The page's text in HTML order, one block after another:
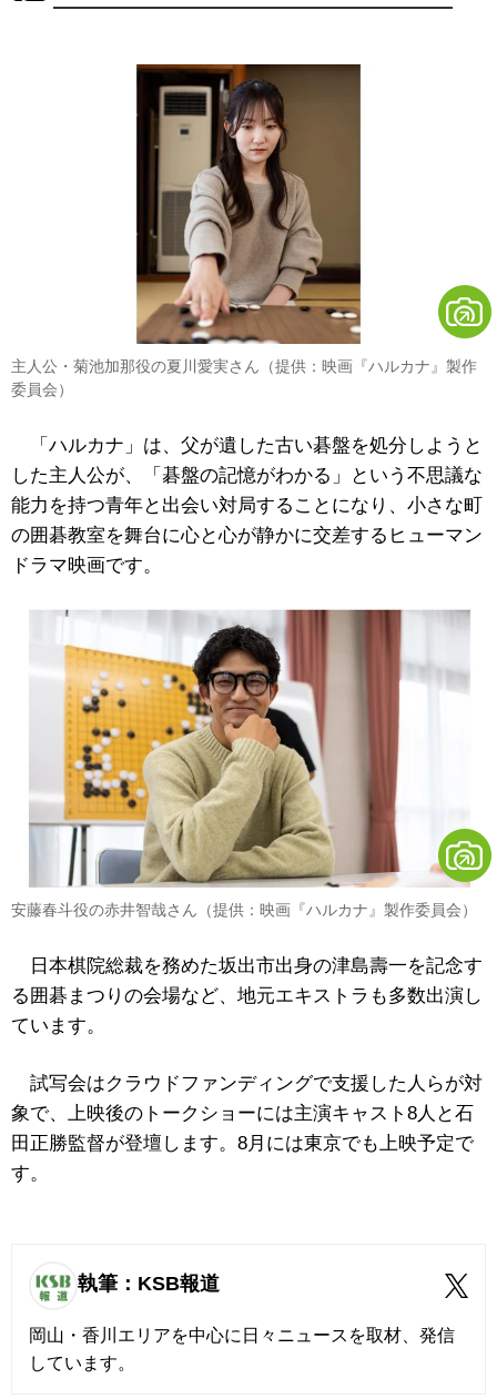
主人公・菊池加那役の夏川愛実さん（提供：映画『ハルカナ』製作
委員会）
「ハルカナ」は、父が遺した古い碁盤を処分しようと
した主人公が、「碁盤の記憶がわかる」という不思議な
能力を持つ青年と出会い対局することになり、小さな町
の囲碁教室を舞台に心と心が静かに交差するヒューマン
ドラマ映画です。
安藤春斗役の赤井智哉さん（提供：映画『ハルカナ』製作委員会）
日本棋院総裁を務めた坂出市出身の津島壽一を記念す
る囲碁まつりの会場など、地元エキストラも多数出演し
ています。
試写会はクラウドファンディングで支援した人らが対
象で、上映後のトークショーには主演キャスト8人と石
田正勝監督が登壇します。8月には東京でも上映予定で
す。
執筆：KSB報道
岡山・香川エリアを中心に日々ニュースを取材、発信
しています。